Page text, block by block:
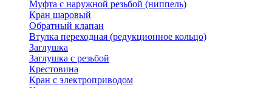
Муфта с наружной резьбой (ниппель)
Кран шаровый
Обратный клапан
Втулка переходная (редукционное кольцо)
Заглушка
Заглушка с резьбой
Крестовина
Кран с электроприводом